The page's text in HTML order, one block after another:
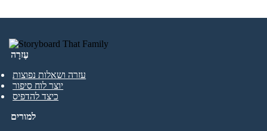
עֶזרָה
עזרה ושאלות נפוצות
יוצר לוח סיפור
כיצד להדפיס
למורים